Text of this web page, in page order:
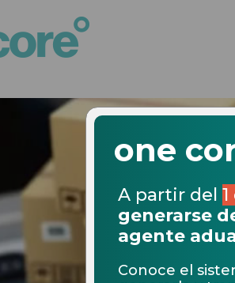
one
A partir del
generarse
agente
Conoce el